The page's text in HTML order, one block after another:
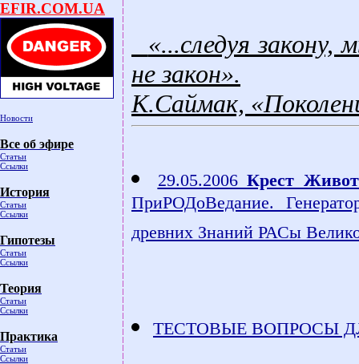
EFIR.COM.UA
Новости
Все об эфире
Статьи
Ссылки
История
Статьи
Ссылки
Гипотезы
Статьи
Ссылки
Теория
Статьи
Ссылки
Практика
Статьи
Ссылки
«...следуя закону,
не закон».
К.Саймак,
29.05.2006Крест
ПриРОДоВедание.
древних Знаний РАСы
ТЕСТОВЫЕ ВОПРОСЫ